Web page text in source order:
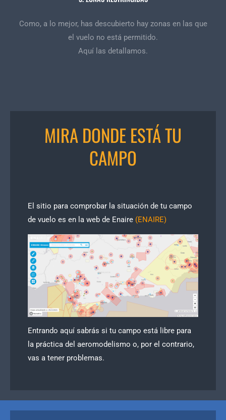
Como, a lo mejor, has descubierto hay zonas en las que
el vuelo no está permitido.
Aquí las detallamos.
MIRA DONDE ESTÁ TU
CAMPO
El sitio para comprobar la situación de tu campo
de vuelo es en la web de Enaire (ENAIRE)
Entrando aquí sabrás si tu campo está libre para
la práctica del aeromodelismo o, por el contrario,
vas a tener problemas.